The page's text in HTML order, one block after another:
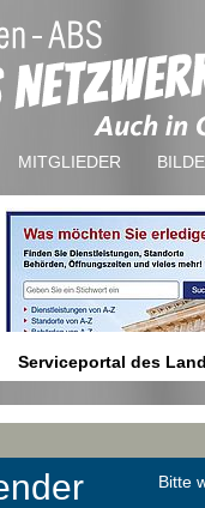
MITGLIEDER
Serviceportal des
Berlin
Anmeldung bei Ämtern usw.
Bitte